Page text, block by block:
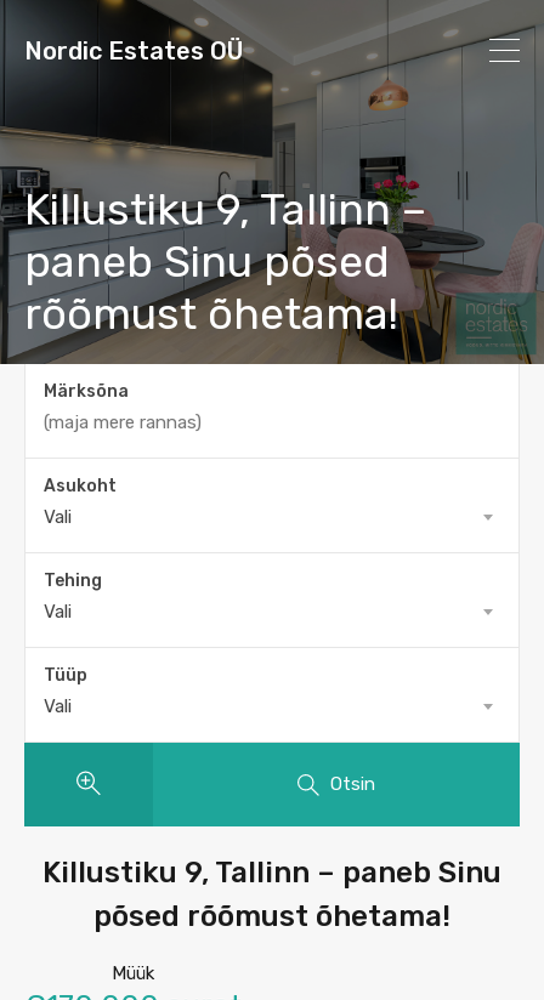
Nordic Estates OÜ
Killustiku 9, Tallinn –
paneb Sinu põsed
rõõmust õhetama!
Märksõna
Asukoht
Vali
Tehing
Vali
Tüüp
Vali
Otsin
Killustiku 9, Tallinn – paneb Sinu
põsed rõõmust õhetama!
Müük